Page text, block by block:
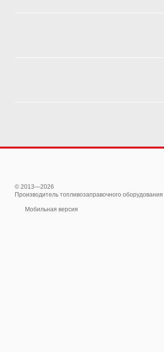
© 2013—2026
Производитель топливозаправочного оборудования
Мобильная версия